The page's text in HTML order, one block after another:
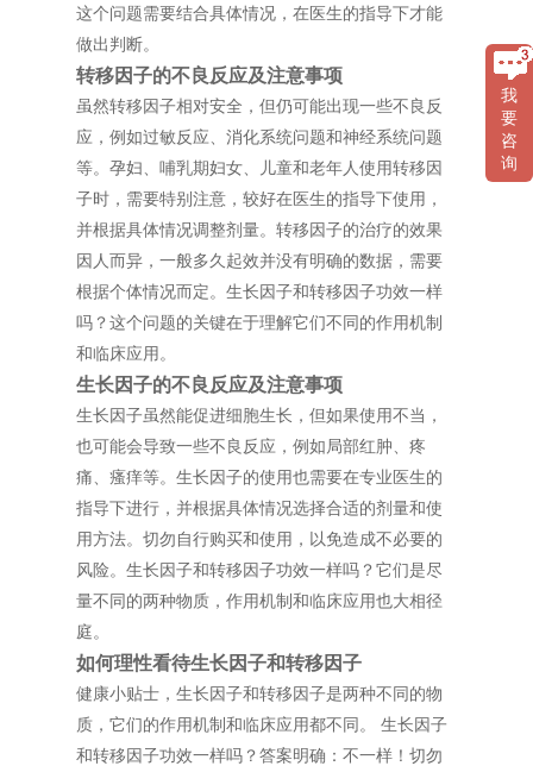
这个问题需要结合具体情况，在医生的指导下才能
做出判断。
转移因子的不良反应及注意事项
虽然转移因子相对安全，但仍可能出现一些不良反
应，例如过敏反应、消化系统问题和神经系统问题
等。孕妇、哺乳期妇女、儿童和老年人使用转移因
子时，需要特别注意，较好在医生的指导下使用，
并根据具体情况调整剂量。转移因子的治疗的效果
因人而异，一般多久起效并没有明确的数据，需要
根据个体情况而定。生长因子和转移因子功效一样
吗？这个问题的关键在于理解它们不同的作用机制
和临床应用。
生长因子的不良反应及注意事项
生长因子虽然能促进细胞生长，但如果使用不当，
也可能会导致一些不良反应，例如局部红肿、疼
痛、瘙痒等。生长因子的使用也需要在专业医生的
指导下进行，并根据具体情况选择合适的剂量和使
用方法。切勿自行购买和使用，以免造成不必要的
风险。生长因子和转移因子功效一样吗？它们是尽
量不同的两种物质，作用机制和临床应用也大相径
庭。
如何理性看待生长因子和转移因子
健康小贴士，生长因子和转移因子是两种不同的物
质，它们的作用机制和临床应用都不同。 生长因子
和转移因子功效一样吗？答案明确：不一样！切勿
我
要
咨
询